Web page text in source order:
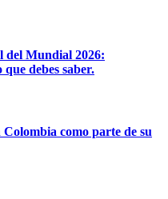
del Mundial 2026:
debes saber.
como parte de su